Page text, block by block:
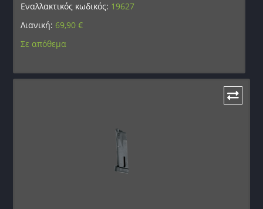
Εναλλακτικός κωδικός: 19627
Λιανική: 69,90€
Σε απόθεμα